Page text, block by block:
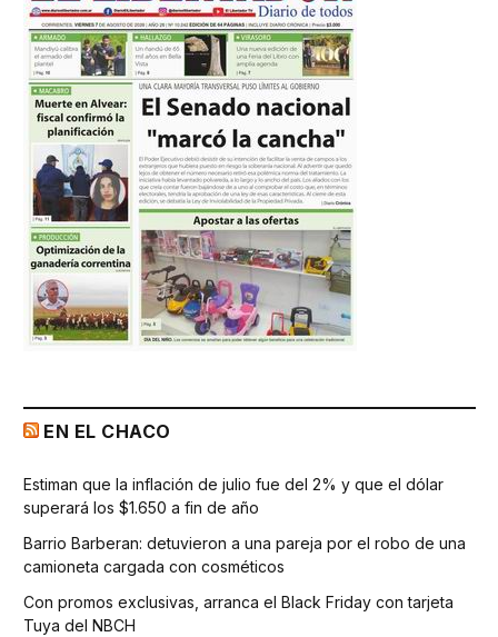
EN EL CHACO
Estiman que la inflación de julio fue del 2% y que el dólar
superará los $1.650 a fin de año
Barrio Barberan: detuvieron a una pareja por el robo de una
camioneta cargada con cosméticos
Con promos exclusivas, arranca el Black Friday con tarjeta
Tuya del NBCH